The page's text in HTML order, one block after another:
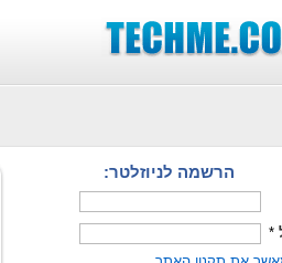
הרשמה לניוזלטר:
*